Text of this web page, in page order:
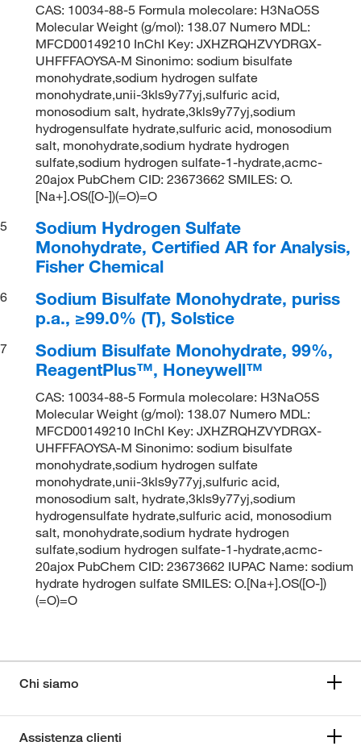
CAS: 10034-88-5 Formula molecolare: H3NaO5S
Molecular Weight (g/mol): 138.07 Numero MDL:
MFCD00149210 InChI Key: JXHZRQHZVYDRGX-
UHFFFAOYSA-M Sinonimo: sodium bisulfate
monohydrate,sodium hydrogen sulfate
monohydrate,unii-3kls9y77yj,sulfuric acid,
monosodium salt, hydrate,3kls9y77yj,sodium
hydrogensulfate hydrate,sulfuric acid, monosodium
salt, monohydrate,sodium hydrate hydrogen
sulfate,sodium hydrogen sulfate-1-hydrate,acmc-
20ajox PubChem CID: 23673662 SMILES: O.
[Na+].OS([O-])(=O)=O
5
Sodium Hydrogen Sulfate
Monohydrate, Certified AR for Analysis,
Fisher Chemical
6
Sodium Bisulfate Monohydrate, puriss
p.a., ≥99.0% (T), Solstice
7
Sodium Bisulfate Monohydrate, 99%,
ReagentPlus™, Honeywell™
CAS: 10034-88-5 Formula molecolare: H3NaO5S
Molecular Weight (g/mol): 138.07 Numero MDL:
MFCD00149210 InChI Key: JXHZRQHZVYDRGX-
UHFFFAOYSA-M Sinonimo: sodium bisulfate
monohydrate,sodium hydrogen sulfate
monohydrate,unii-3kls9y77yj,sulfuric acid,
monosodium salt, hydrate,3kls9y77yj,sodium
hydrogensulfate hydrate,sulfuric acid, monosodium
salt, monohydrate,sodium hydrate hydrogen
sulfate,sodium hydrogen sulfate-1-hydrate,acmc-
20ajox PubChem CID: 23673662 IUPAC Name: sodium
hydrate hydrogen sulfate SMILES: O.[Na+].OS([O-])
(=O)=O
Chi siamo
Assistenza clienti